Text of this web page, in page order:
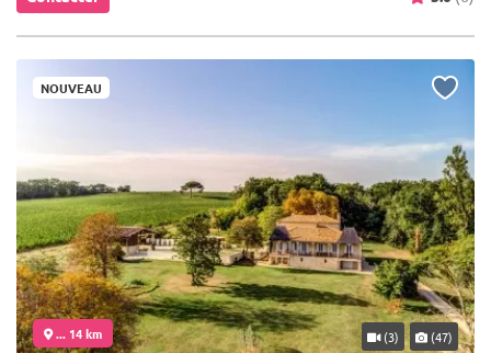
NOUVEAU
... 14 km (3) (47)